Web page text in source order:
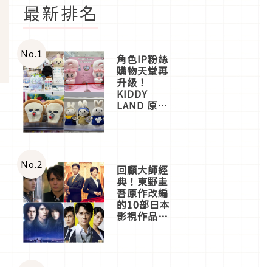
最新排名
No.1 角色IP粉絲
購物天堂再
升級！
KIDDY
LAND 原宿
店3分即達
No.2 回顧大師經
典！東野圭
吾原作改編
的10部日本
影視作品推